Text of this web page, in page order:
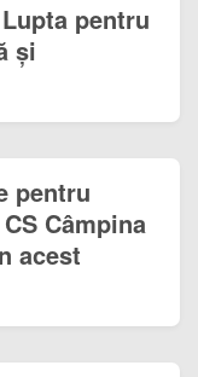
pentru
și
pentru
Câmpina
acest